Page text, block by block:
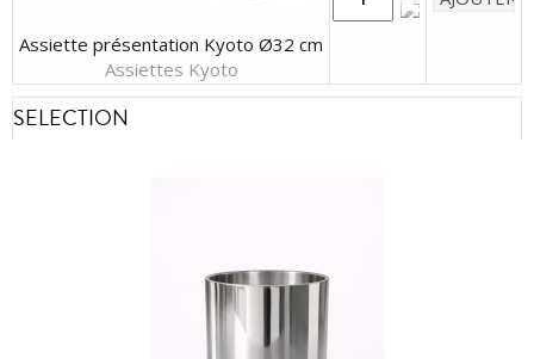
Assiette présentation Kyoto Ø32 cm
Assiettes Kyoto
SELECTION